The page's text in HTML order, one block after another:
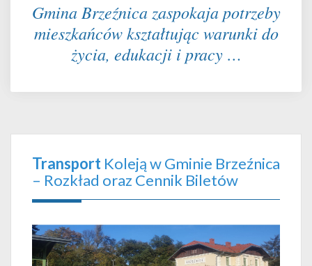
Gmina Brzeźnica zaspokaja potrzeby
mieszkańców kształtując warunki do
życia, edukacji i pracy …
Transport Koleją w Gminie Brzeźnica
– Rozkład oraz Cennik Biletów